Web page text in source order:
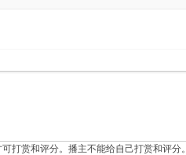
打赏和评分。播主不能给自己打赏和评分。